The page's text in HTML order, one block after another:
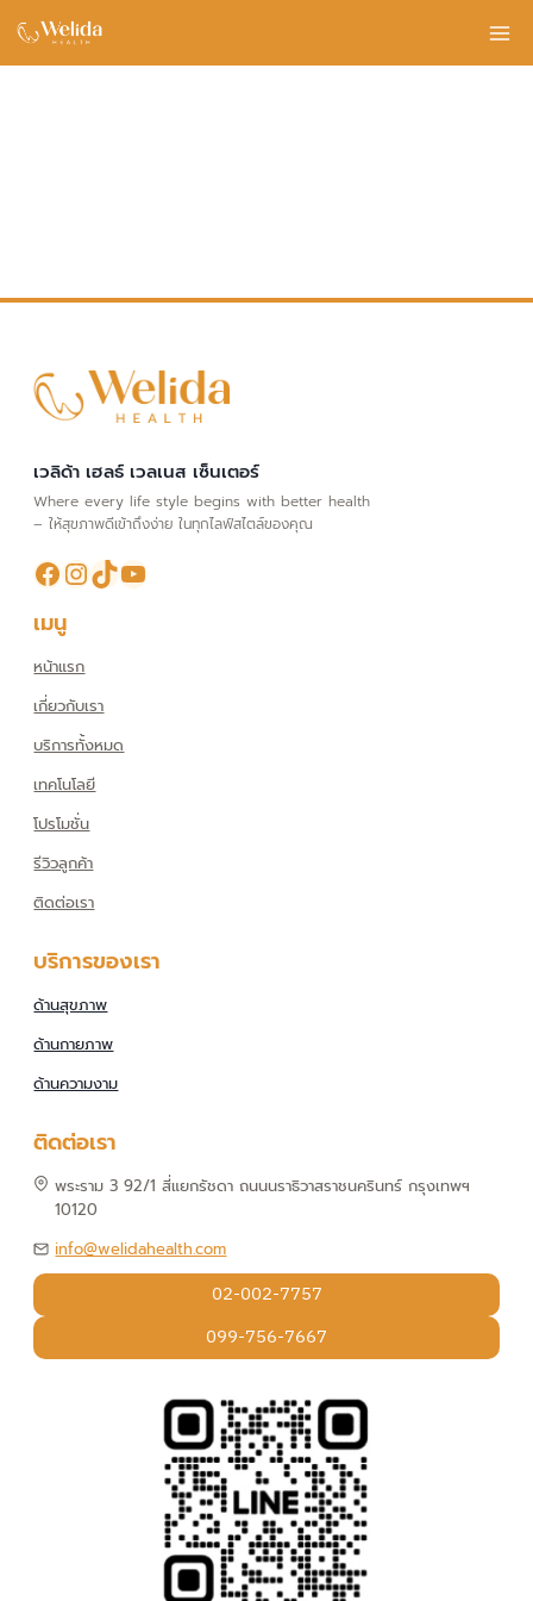
Skip
เวลิด้า เฮลธ์ เวลเนส เซ็นเตอร์
Where every life style begins with better health
– ให้สุขภาพดีเข้าถึงง่าย ในทุกไลฟ์สไตล์ของคุณ
Facebook
Instagram
TikTokYouTube
เมนู
หน้าแรก
เกี่ยวกับเรา
บริการทั้งหมด
เทคโนโลยี
โปรโมชั่น
รีวิวลูกค้า
ติดต่อเรา
บริการของเรา
ด้านสุขภาพ
ด้านกายภาพ
ด้านความงาม
ติดต่อเรา
พระราม 3 92/1 สี่แยกรัชดา ถนนนราธิวาสราชนครินทร์ กรุงเทพฯ
10120
info@welidahealth.com
02-002-7757
099-756-7667